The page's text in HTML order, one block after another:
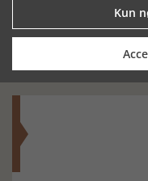
Den største samling
Silkeborg
Kun